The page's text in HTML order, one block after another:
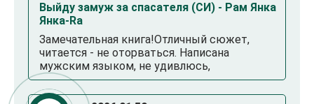
Выйду замуж за спасателя (СИ) - Рам Янка
Янка-Ra
Замечательная книга!Отличный сюжет,
читается - не оторваться. Написана
мужским языком, не удивлюсь,